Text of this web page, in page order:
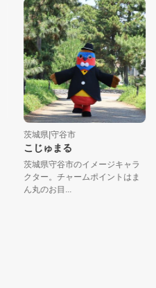
茨城県|守谷市
こじゅまる
茨城県守谷市のイメージキャラ
クター。チャームポイントはま
ん丸のお目...